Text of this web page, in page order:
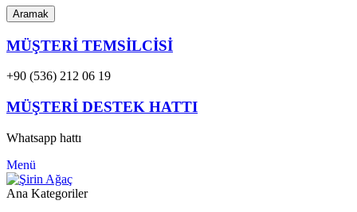
Aramak
MÜŞTERİ TEMSİLCİSİ
+90 (536) 212 06 19
MÜŞTERİ DESTEK HATTI
Whatsapp hattı
Menü
Ana Kategoriler